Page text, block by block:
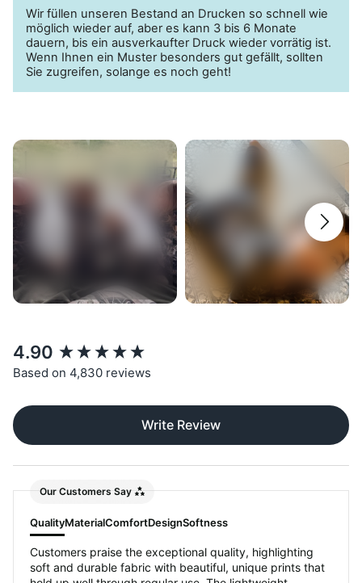
Wir füllen unseren Bestand an Drucken so schnell wie
möglich wieder auf, aber es kann 3 bis 6 Monate
dauern, bis ein ausverkaufter Druck wieder vorrätig ist.
Wenn Ihnen ein Muster besonders gut gefällt, sollten
Sie zugreifen, solange es noch geht!
4.90
Based on 4,830 reviews
Write Review
Our Customers Say
QualityMaterialComfortDesignSoftness
Customers praise the exceptional quality, highlighting
soft and durable fabric with beautiful, unique prints that
New content loaded